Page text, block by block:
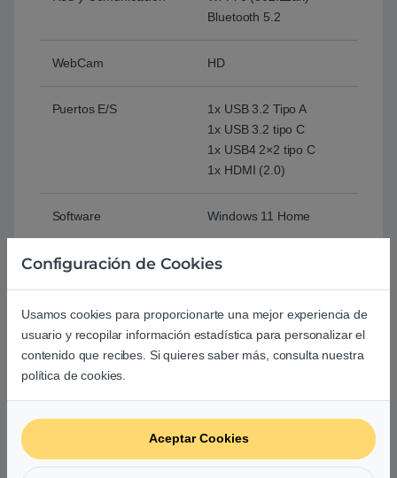
Bluetooth 5.2
WebCam HD
Puertos E/S
1x USB 3.2 Tipo A
1x USB 3.2 tipo C
1x USB4 2×2 tipo C
1x HDMI (2.0)
Software Windows 11 Home
Batería 36 Wh, Polímero de litio
Peso y Dimensiones
990g
322 (An) x 216,8 (P) x
14,9 (Al) mm
3 años
Configuración de Cookies
Usamos cookies para proporcionarte una mejor experiencia de
usuario y recopilar información estadística para personalizar el
contenido que recibes. Si quieres saber más, consulta nuestra
política de cookies.
Aceptar Cookies